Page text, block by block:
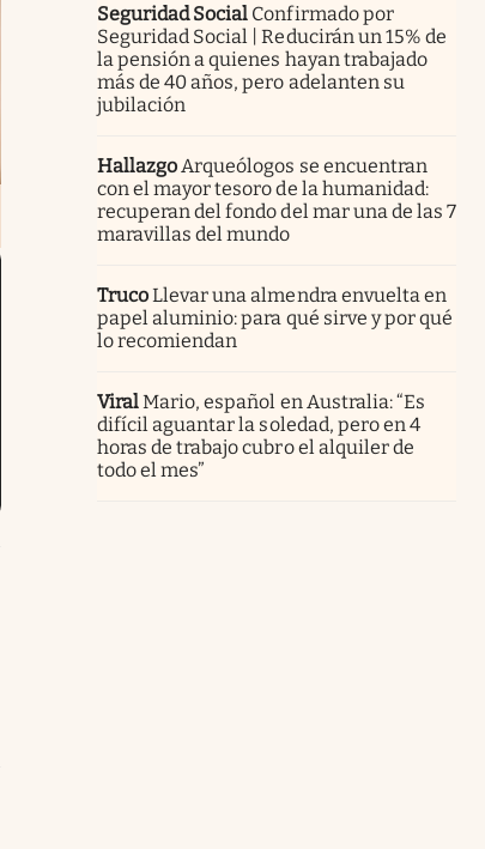
Seguridad Social Confirmado por
Seguridad Social | Reducirán un 15% de
la pensión a quienes hayan trabajado
más de 40 años, pero adelanten su
jubilación
HallazgoArqueólogos se encuentran
con el mayor tesoro de la humanidad:
recuperan del fondo del mar una de las 7
maravillas del mundo
TrucoLlevar una almendra envuelta en
papel aluminio: para qué sirve y por qué
lo recomiendan
ViralMario, español en Australia: “Es
difícil aguantar la soledad, pero en 4
horas de trabajo cubro el alquiler de
todo el mes”